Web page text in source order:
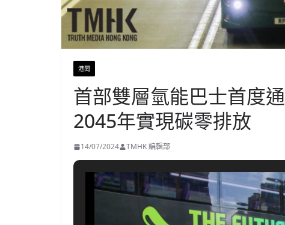
港聞
首部雙層氫能巴士首度
2045年實現碳零排放
14/07/2024 TMHK 編輯部